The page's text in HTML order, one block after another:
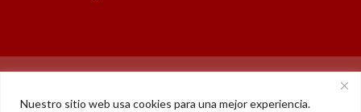
Nuestro sitio web usa cookies para una mejor experiencia.